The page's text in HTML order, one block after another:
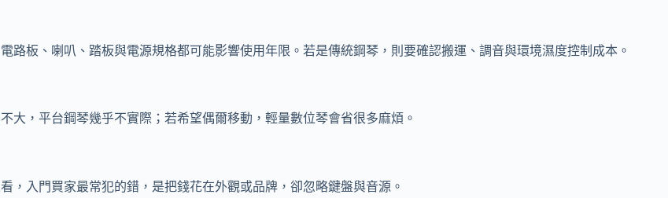
路板、喇叭、踏板與電源規格都可能影響使用年限。若是傳統鋼琴，則要確認搬運、調音與環境濕度控制成本。
，平台鋼琴幾乎不實際；若希望偶爾移動，輕量數位琴會省很多麻煩。
入門買家最常犯的錯，是把錢花在外觀或品牌，卻忽略鍵盤與音源。